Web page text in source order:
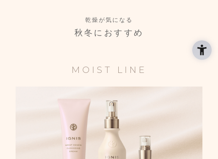
乾燥が気になる
秋冬におすすめ
MOIST LINE